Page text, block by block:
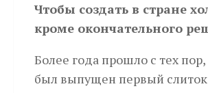
Чтобы создать в стране
кроме окончательного
Более года прошло с тех
был выпущен первый слиток